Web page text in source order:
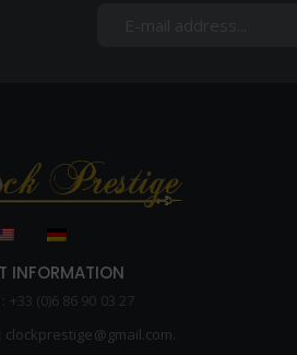
INFORMATION
+33 (0)6 86 90 03 27
clockprestige@gmail.com.